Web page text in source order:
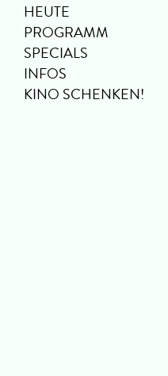
HEUTE
PROGRAMM
SPECIALS
INFOS
KINO SCHENKEN!